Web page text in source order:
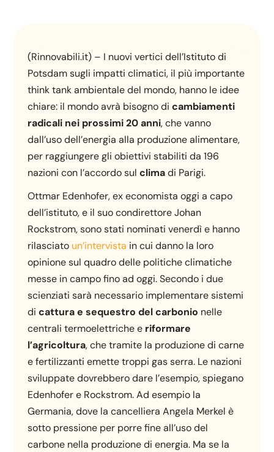
(Rinnovabili.it) – I nuovi vertici dell’Istituto di
Potsdam sugli impatti climatici, il più importante
think tank ambientale del mondo, hanno le idee
chiare: il mondo avrà bisogno dicambiamenti
radicali nei prossimi 20 anni, che vanno
dall’uso dell’energia alla produzione alimentare,
per raggiungere gli obiettivi stabiliti da 196
nazioni con l’accordo sulclimadi Parigi.
Ottmar Edenhofer, ex economista oggi a capo
dell’istituto, e il suo condirettore Johan
Rockstrom, sono stati nominati venerdì e hanno
rilasciato un’intervista in cui danno la loro
opinione sul quadro delle politiche climatiche
messe in campo fino ad oggi. Secondo i due
scienziati sarà necessario implementare sistemi
dicattura e sequestro del carbonio nelle
centrali termoelettriche e riformare
l’agricoltura, che tramite la produzione di carne
e fertilizzanti emette troppi gas serra. Le nazioni
sviluppate dovrebbero dare l’esempio, spiegano
Edenhofer e Rockstrom. Ad esempio la
Germania, dove la cancelliera Angela Merkel è
sotto pressione per porre fine all’uso del
carbone nella produzione di energia. Ma se la